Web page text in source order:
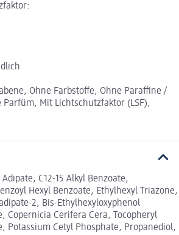
Ohne Farbstoffe, Ohne Paraffine /
Parfüm, Mit Lichtschutzfaktor (LSF),
C12-15 Alkyl Benzoate,
Hexyl Benzoate, Ethylhexyl Triazone,
2, Bis-Ethylhexyloxyphenol
Copernicia Cerifera Cera, Tocopheryl
Potassium Cetyl Phosphate, Propanediol,